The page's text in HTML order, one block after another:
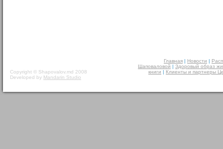
Copyright © Shapovalov.md 2008
Developed by Mandarin Studio
Главная | Новости |
Шаповаловой | Здоровый образ
книги | Клиенты и партнеры